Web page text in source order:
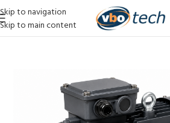
Skip to navigation
Skip to main content